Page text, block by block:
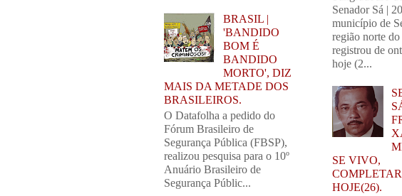
BRASIL |
'BANDIDO
BOM É
BANDIDO
MORTO', DIZ
MAIS DA METADE DOS
BRASILEIROS.
O Datafolha a pedido do
Fórum Brasileiro de
Segurança Pública (FBSP),
realizou pesquisa para o 10º
Anuário Brasileiro de
Segurança Públic...
Senador Sá |
município de
região norte do
registrou de
hoje (2...
SE VIVO,
HOJE(26).